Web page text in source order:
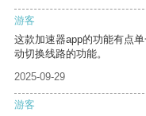
游客
这款加速器app的功能有点
动切换线路的功能。
2025-09-29
游客